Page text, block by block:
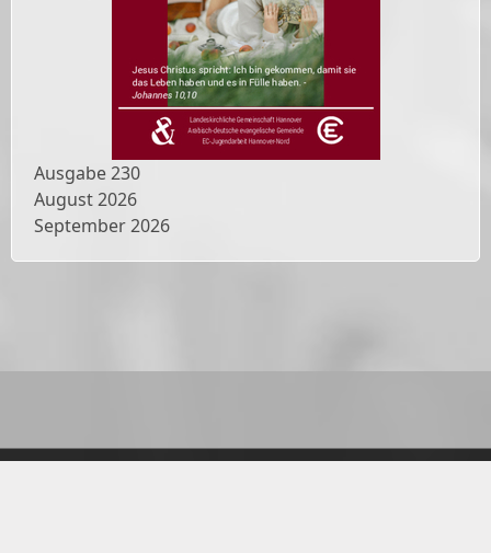
Ausgabe230
August 2026
September 2026